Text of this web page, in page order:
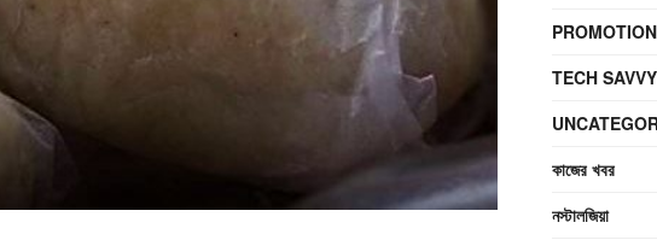
TECH SAVVY
কাজের খবর
নস্টালজিয়া